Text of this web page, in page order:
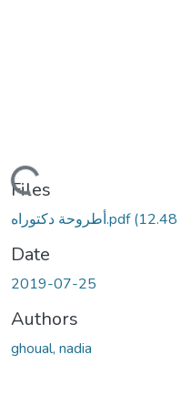
Files
أطروحة دكتوراه.pdf(12.48
Date
2019-07-25
Authors
ghoual, nadia